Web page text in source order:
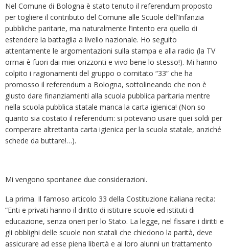
Nel Comune di Bologna è stato tenuto il referendum proposto
per togliere il contributo del Comune alle Scuole dell’Infanzia
pubbliche paritarie, ma naturalmente l’intento era quello di
estendere la battaglia a livello nazionale. Ho seguito
attentamente le argomentazioni sulla stampa e alla radio (la TV
ormai è fuori dai miei orizzonti e vivo bene lo stesso!). Mi hanno
colpito i ragionamenti del gruppo o comitato “33” che ha
promosso il referendum a Bologna, sottolineando che non è
giusto dare finanziamenti alla scuola pubblica paritaria mentre
nella scuola pubblica statale manca la carta igienica! (Non so
quanto sia costato il referendum: si potevano usare quei soldi per
comperare altrettanta carta igienica per la scuola statale, anziché
schede da buttare!…).
Mi vengono spontanee due considerazioni.
La prima. Il famoso articolo 33 della Costituzione italiana recita:
“Enti e privati hanno il diritto di istituire scuole ed istituti di
educazione, senza oneri per lo Stato. La legge, nel fissare i diritti e
gli obblighi delle scuole non statali che chiedono la parità, deve
assicurare ad esse piena libertà e ai loro alunni un trattamento